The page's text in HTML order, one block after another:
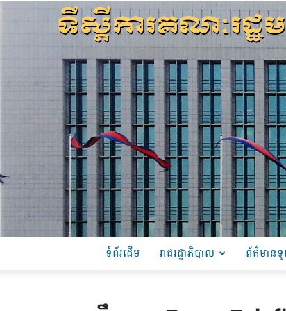
ទំព័រដើម រាជរដ្ឋាភិបាល ព័ត៌មាន